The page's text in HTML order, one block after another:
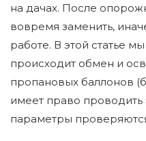
на дачах. После
вовремя заменить,
работе. В этой статье
происходит обмен и
пропановых баллонов
имеет право
параметры